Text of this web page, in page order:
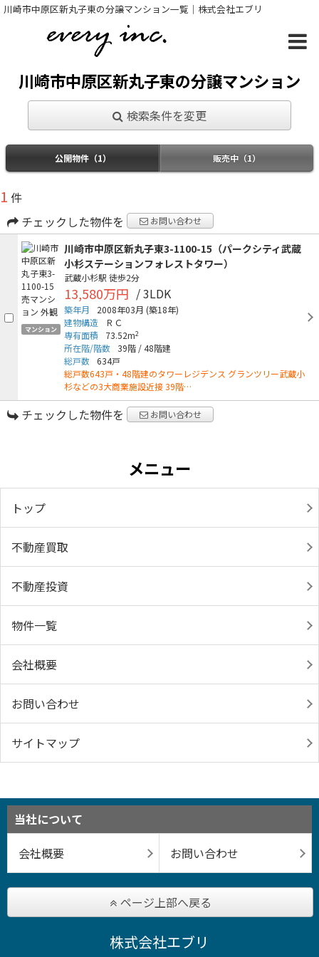
川崎市中原区新丸子東の分譲マンション一覧｜株式会社エブリ
川崎市中原区新丸子東の分譲マンション
検索条件を変更
公開物件（1） 販売中（1）
1 件
チェックした物件を
お問い合わせ
マンション
川崎市中原区新丸子東3-1100-15（パークシティ武蔵
小杉ステーションフォレストタワー）
武蔵小杉駅 徒歩2分
13,580万円 / 3LDK
築年月 2008年03月 (築18年)
建物構造
ＲＣ
専有面積
73.52m2
所在階/階数 39階 /48階建
総戸数 634戸
総戸数643戸・48階建のタワーレジデンス グランツリー武蔵小
杉などの3大商業施設近接 39階…
チェックした物件を お問い合わせ
メニュー
トップ
不動産買取
不動産投資
物件一覧
会社概要
お問い合わせ
サイトマップ
当社について
会社概要
お問い合わせ
ページ上部へ戻る
株式会社エブリ